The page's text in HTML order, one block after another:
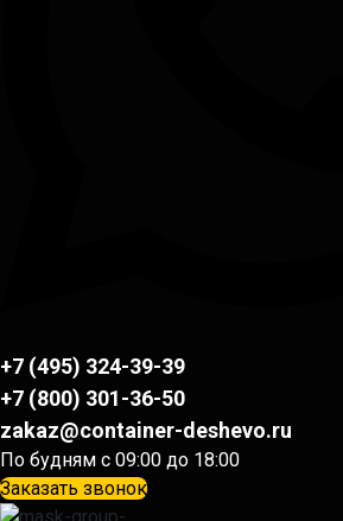
+7 (495) 324-39-39
+7 (800) 301-36-50
zakaz@container-deshevo.ru
По будням с 09:00 до 18:00
Заказать звонок